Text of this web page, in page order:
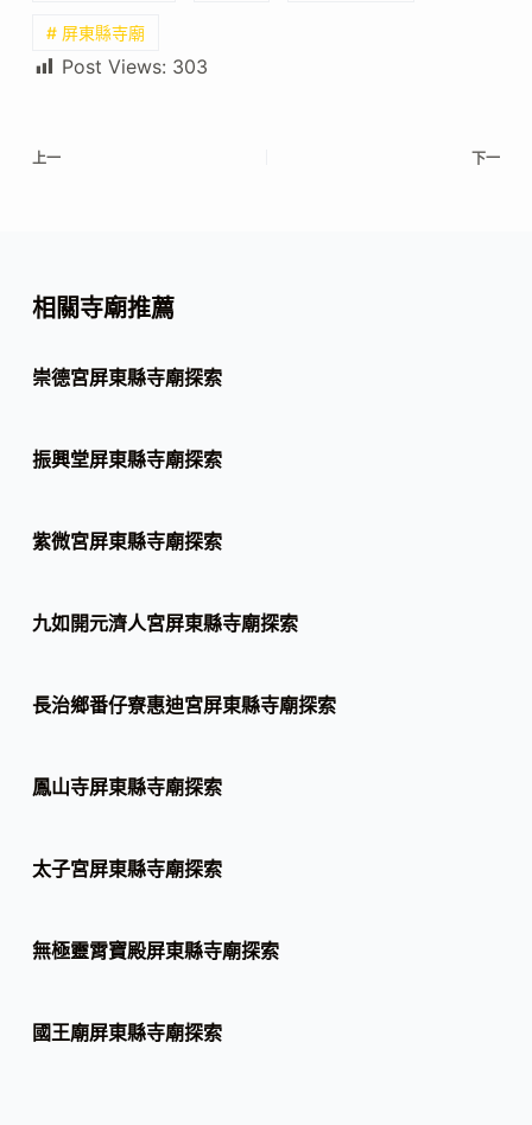
# 屏東縣寺廟
Post Views: 303
上一 下一
相關寺廟推薦
崇德宮屏東縣寺廟探索
振興堂屏東縣寺廟探索
紫微宮屏東縣寺廟探索
九如開元濟人宮屏東縣寺廟探索
長治鄉番仔寮惠迪宮屏東縣寺廟探索
鳳山寺屏東縣寺廟探索
太子宮屏東縣寺廟探索
無極靈霄寶殿屏東縣寺廟探索
國王廟屏東縣寺廟探索